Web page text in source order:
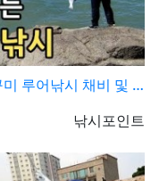
낚시 채비 및 조황정보
등록자
낚시포인트